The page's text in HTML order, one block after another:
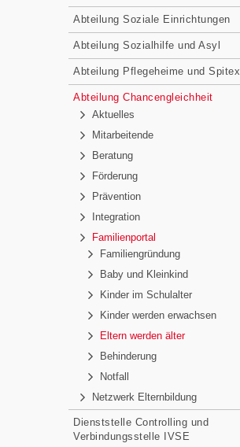
Abteilung Soziale Einrichtungen
Abteilung Sozialhilfe und Asyl
Abteilung Pflegeheime und Spitex
Abteilung Chancengleichheit
Aktuelles
Mitarbeitende
Beratung
Förderung
Prävention
Integration
Familienportal
Familiengründung
Baby und Kleinkind
Kinder im Schulalter
Kinder werden erwachsen
Eltern werden älter
Behinderung
Notfall
Netzwerk Elternbildung
Dienststelle Controlling und
Verbindungsstelle IVSE